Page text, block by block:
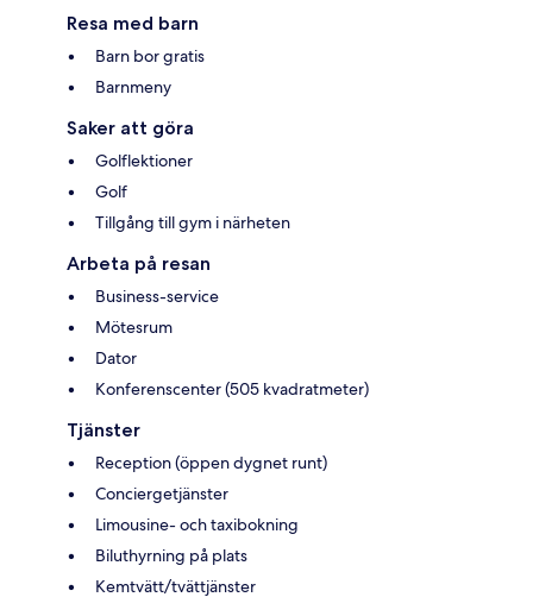
Resa med barn
Barn bor gratis
Barnmeny
Saker att göra
Golflektioner
Golf
Tillgång till gym i närheten
Arbeta på resan
Business-service
Mötesrum
Dator
Konferenscenter (505 kvadratmeter)
Tjänster
Reception (öppen dygnet runt)
Conciergetjänster
Limousine- och taxibokning
Biluthyrning på plats
Kemtvätt/tvättjänster